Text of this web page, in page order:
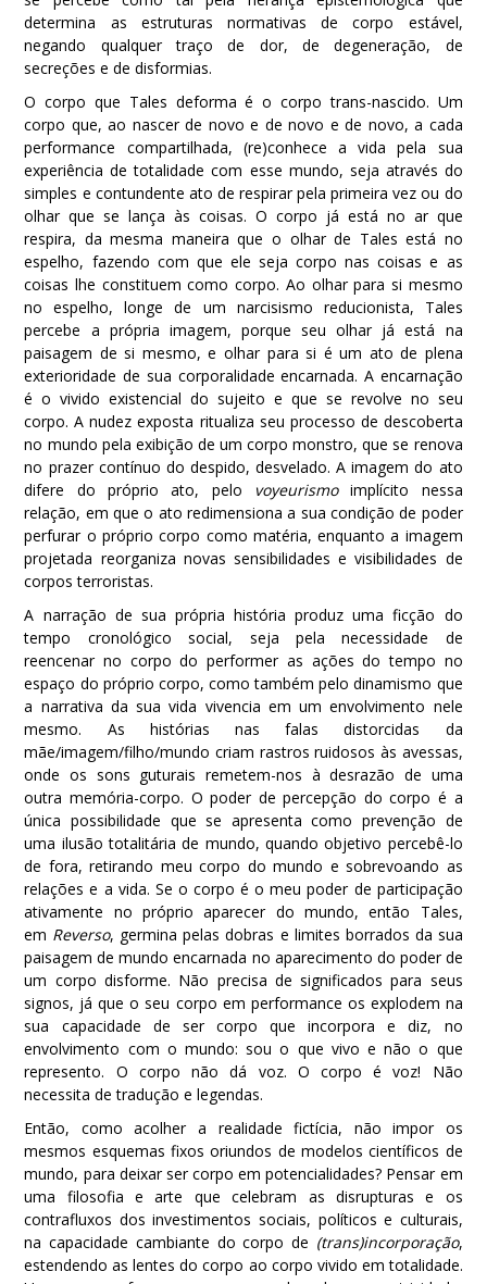
determina as estruturas normativas de corpo estável,
negando qualquer traço de dor, de degeneração, de
secreções e de disformias.
O corpo que Tales deforma é o corpo trans-nascido. Um
corpo que, ao nascer de novo e de novo e de novo, a cada
performance compartilhada, (re)conhece a vida pela sua
experiência de totalidade com esse mundo, seja através do
simples e contundente ato de respirar pela primeira vez ou do
olhar que se lança às coisas. O corpo já está no ar que
respira, da mesma maneira que o olhar de Tales está no
espelho, fazendo com que ele seja corpo nas coisas e as
coisas lhe constituem como corpo. Ao olhar para si mesmo
no espelho, longe de um narcisismo reducionista, Tales
percebe a própria imagem, porque seu olhar já está na
paisagem de si mesmo, e olhar para si é um ato de plena
exterioridade de sua corporalidade encarnada. A encarnação
é o vivido existencial do sujeito e que se revolve no seu
corpo. A nudez exposta ritualiza seu processo de descoberta
no mundo pela exibição de um corpo monstro, que se renova
no prazer contínuo do despido, desvelado. A imagem do ato
difere do próprio ato, pelo
voyeurismoimplícito nessa
relação, em que o ato redimensiona a sua condição de poder
perfurar o próprio corpo como matéria, enquanto a imagem
projetada reorganiza novas sensibilidades e visibilidades de
corpos terroristas.
A narração de sua própria história produz uma ficção do
tempo cronológico social, seja pela necessidade de
reencenar no corpo do performer as ações do tempo no
espaço do próprio corpo, como também pelo dinamismo que
a narrativa da sua vida vivencia em um envolvimento nele
mesmo. As histórias nas falas distorcidas da
mãe/imagem/filho/mundo criam rastros ruidosos às avessas,
onde os sons guturais remetem-nos à desrazão de uma
outra memória-corpo. O poder de percepção do corpo é a
única possibilidade que se apresenta como prevenção de
uma ilusão totalitária de mundo, quando objetivo percebê-lo
de fora, retirando meu corpo do mundo e sobrevoando as
relações e a vida. Se o corpo é o meu poder de participação
ativamente no próprio aparecer do mundo, então Tales,
em Reverso, germina pelas dobras e limites borrados da sua
paisagem de mundo encarnada no aparecimento do poder de
um corpo disforme. Não precisa de significados para seus
signos, já que o seu corpo em performance os explodem na
sua capacidade de ser corpo que incorpora e diz, no
envolvimento com o mundo: sou o que vivo e não o que
represento. O corpo não dá voz. O corpo é voz! Não
necessita de tradução e legendas.
Então, como acolher a realidade fictícia, não impor os
mesmos esquemas fixos oriundos de modelos científicos de
mundo, para deixar ser corpo em potencialidades? Pensar em
uma filosofia e arte que celebram as disrupturas e os
contrafluxos dos investimentos sociais, políticos e culturais,
na capacidade cambiante do corpo de (trans)incorporação,
estendendo as lentes do corpo ao corpo vivido em totalidade.